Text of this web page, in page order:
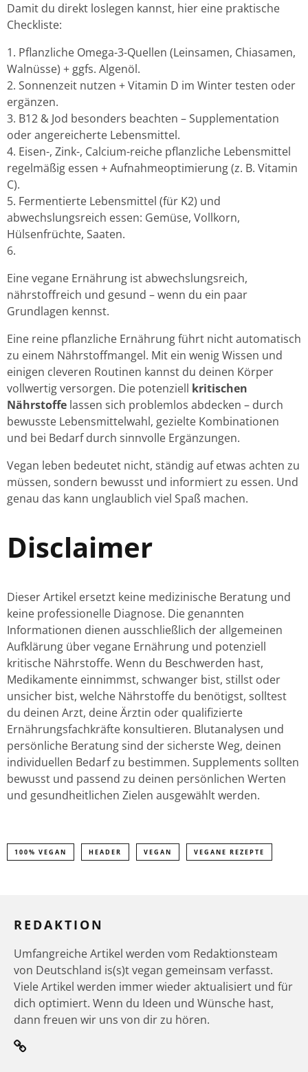
Damit du direkt loslegen kannst, hier eine praktische
Checkliste:
Pflanzliche Omega-3-Quellen (Leinsamen, Chiasamen,
Walnüsse) + ggfs. Algenöl.
Sonnenzeit nutzen + Vitamin D im Winter testen oder
ergänzen.
B12 & Jod besonders beachten – Supplementation
oder angereicherte Lebensmittel.
Eisen-, Zink-, Calcium-reiche pflanzliche Lebensmittel
regelmäßig essen + Aufnahmeoptimierung (z. B. Vitamin
C).
Fermentierte Lebensmittel (für K2) und
abwechslungsreich essen: Gemüse, Vollkorn,
Hülsenfrüchte, Saaten.
Eine vegane Ernährung ist abwechslungsreich,
nährstoffreich und gesund – wenn du ein paar
Grundlagen kennst.
Eine reine pflanzliche Ernährung führt nicht automatisch
zu einem Nährstoffmangel. Mit ein wenig Wissen und
einigen cleveren Routinen kannst du deinen Körper
vollwertig versorgen. Die potenziell kritischen
Nährstoffe lassen sich problemlos abdecken – durch
bewusste Lebensmittelwahl, gezielte Kombinationen
und bei Bedarf durch sinnvolle Ergänzungen.
Vegan leben bedeutet nicht, ständig auf etwas achten zu
müssen, sondern bewusst und informiert zu essen. Und
genau das kann unglaublich viel Spaß machen.
Disclaimer
Dieser Artikel ersetzt keine medizinische Beratung und
keine professionelle Diagnose. Die genannten
Informationen dienen ausschließlich der allgemeinen
Aufklärung über vegane Ernährung und potenziell
kritische Nährstoffe. Wenn du Beschwerden hast,
Medikamente einnimmst, schwanger bist, stillst oder
unsicher bist, welche Nährstoffe du benötigst, solltest
du deinen Arzt, deine Ärztin oder qualifizierte
Ernährungsfachkräfte konsultieren. Blutanalysen und
persönliche Beratung sind der sicherste Weg, deinen
individuellen Bedarf zu bestimmen. Supplements sollten
bewusst und passend zu deinen persönlichen Werten
und gesundheitlichen Zielen ausgewählt werden.
100% VEGAN HEADER VEGAN VEGANE REZEPTE
REDAKTION
Umfangreiche Artikel werden vom Redaktionsteam
von Deutschland is(s)t vegan gemeinsam verfasst.
Viele Artikel werden immer wieder aktualisiert und für
dich optimiert. Wenn du Ideen und Wünsche hast,
dann freuen wir uns von dir zu hören.